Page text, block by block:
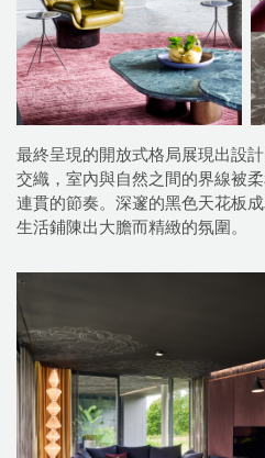
最終呈現的開放式格局展現出設
交織，室內與自然之間的界線被
連貫的節奏。深邃的黑色天花板
生活鋪陳出大膽而精緻的氛圍。